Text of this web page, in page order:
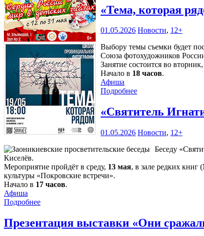
«Тема, которая
01.05.2026 Новости, 12+
Выбору темы съемки будет
Союза фотохудожников
Занятие состоится во вторник,
Начало в 18 часов.
Афиша
Подробнее
«Святитель
01.05.2026 Новости, 12+
Беседу
Киселёв.
Мероприятие пройдёт в среду, 13 мая, в зале редких
культуры «Покровские встречи».
Начало в 17 часов.
Афиша
Подробнее
Презентация выставки «Они